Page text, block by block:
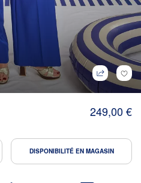
249,00 €
DISPONIBILITÉ EN MAGASIN